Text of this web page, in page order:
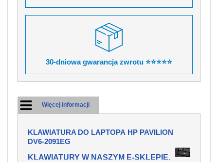
30-dniowa gwarancja zwrotu ⭐⭐⭐⭐⭐
Więcej informacji
KLAWIATURA DO LAPTOPA HP PAVILION
DV6-2091EG
KLAWIATURY W NASZYM E-SKLEPIE.